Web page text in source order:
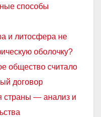
способы
и литосфера не
оболочку?
общество считало
договор
страны — анализ и